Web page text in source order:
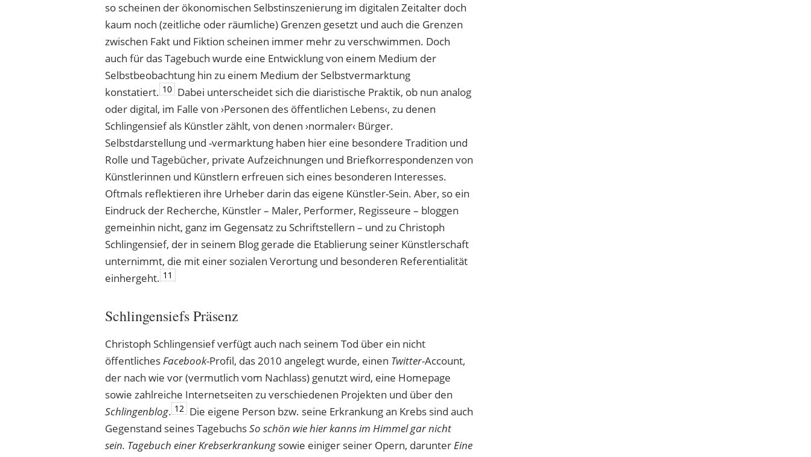
so scheinen der ökonomischen Selbstinszenierung im digitalen Zeitalter doch
kaum noch (zeitliche oder räumliche) Grenzen gesetzt und auch die Grenzen
zwischen Fakt und Fiktion scheinen immer mehr zu verschwimmen. Doch
auch für das Tagebuch wurde eine Entwicklung von einem Medium der
Selbstbeobachtung hin zu einem Medium der Selbstvermarktung
konstatiert. 10 Dabei unterscheidet sich die diaristische Praktik, ob nun analog
oder digital, im Falle von ›Personen des öffentlichen Lebens‹, zu denen
Schlingensief als Künstler zählt, von denen ›normaler‹ Bürger.
Selbstdarstellung und -vermarktung haben hier eine besondere Tradition und
Rolle und Tagebücher, private Aufzeichnungen und Briefkorrespondenzen von
Künstlerinnen und Künstlern erfreuen sich eines besonderen Interesses.
Oftmals reflektieren ihre Urheber darin das eigene Künstler-Sein. Aber, so ein
Eindruck der Recherche, Künstler – Maler, Performer, Regisseure – bloggen
gemeinhin nicht, ganz im Gegensatz zu Schriftstellern – und zu Christoph
Schlingensief, der in seinem Blog gerade die Etablierung seiner Künstlerschaft
unternimmt, die mit einer sozialen Verortung und besonderen Referentialität
einhergeht. 11
Schlingensiefs Präsenz
Christoph Schlingensief verfügt auch nach seinem Tod über ein nicht
öffentlichesFacebook-Profil, das 2010 angelegt wurde, einen Twitter-Account,
der nach wie vor (vermutlich vom Nachlass) genutzt wird, eine Homepage
sowie zahlreiche Internetseiten zu verschiedenen Projekten und über den
Schlingenblog. 12 Die eigene Person bzw. seine Erkrankung an Krebs sind auch
Gegenstand seines TagebuchsSo schön wie hier kanns im Himmel gar nicht
sein. Tagebuch einer Krebserkrankung sowie einiger seiner Opern, darunterEine